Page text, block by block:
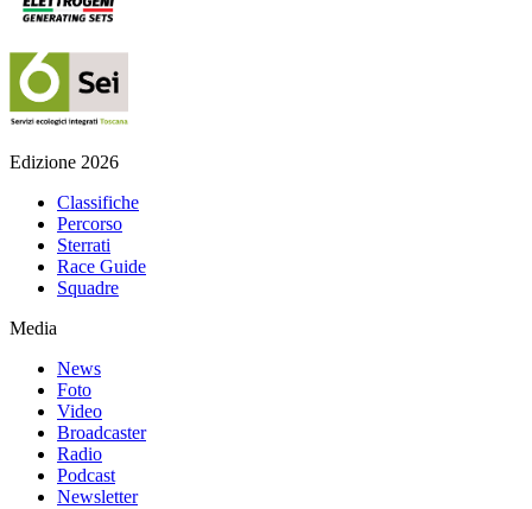
Edizione 2026
Classifiche
Percorso
Sterrati
Race Guide
Squadre
Media
News
Foto
Video
Broadcaster
Radio
Podcast
Newsletter